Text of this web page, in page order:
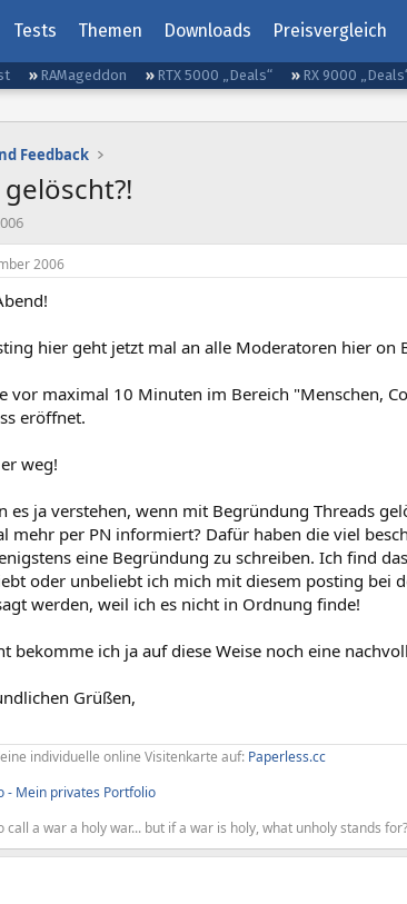
Tests Themen Downloads Preisvergleich
RAMageddon RTX 5000 „Deals“ RX 9000
Feedback
2006
hier geht jetzt mal an alle Moderatoren hier on
vor maximal 10 Minuten im Bereich "Menschen,
eröffnet.
weg!
es ja verstehen, wenn mit Begründung Threads
mehr per PN informiert? Dafür haben die viel
eine Begründung zu schreiben. Ich find
oder unbeliebt ich mich mit diesem posting bei
werden, weil ich es nicht in Ordnung finde!
bekomme ich ja auf diese Weise noch eine
Grüßen,
individuelle online Visitenkarte auf: Paperless.cc
- Mein privates Portfolio
call a war a holy war... but if a war is holy, what unholy stands